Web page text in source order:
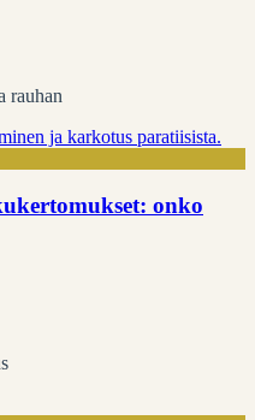
rauhan
onko